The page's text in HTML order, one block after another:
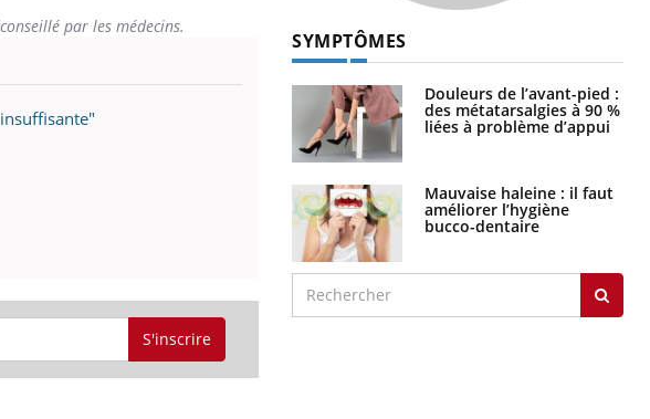
par les médecins.
S'inscrire
SYMPTÔMES
Douleurs de l’avant-pied :
des métatarsalgies à 90 %
liées à problème d’appui
Mauvaise haleine : il faut
améliorer l’hygiène
bucco-dentaire